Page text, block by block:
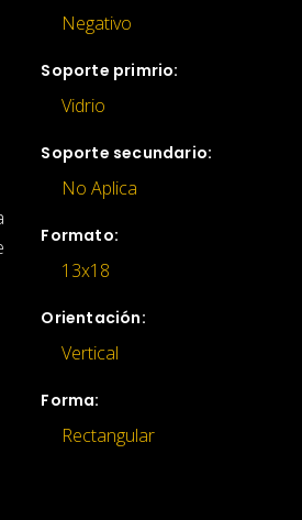
Negativo
Soporte primrio:
Vidrio
Soporte secundario:
No Aplica
Formato:
13x18
Orientación:
Vertical
Forma:
Rectangular